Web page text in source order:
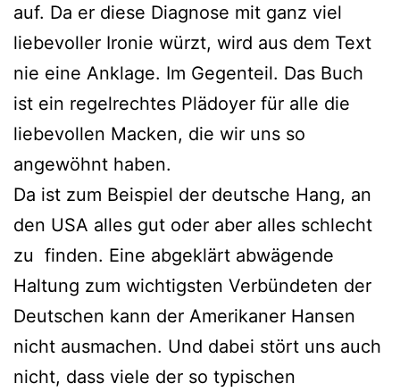
auf. Da er diese Diagnose mit ganz viel
liebevoller Ironie würzt, wird aus dem Text
nie eine Anklage. Im Gegenteil. Das Buch
ist ein regelrechtes Plädoyer für alle die
liebevollen Macken, die wir uns so
angewöhnt haben.
Da ist zum Beispiel der deutsche Hang, an
den USA alles gut oder aber alles schlecht
zu finden. Eine abgeklärt abwägende
Haltung zum wichtigsten Verbündeten der
Deutschen kann der Amerikaner Hansen
nicht ausmachen. Und dabei stört uns auch
nicht, dass viele der so typischen